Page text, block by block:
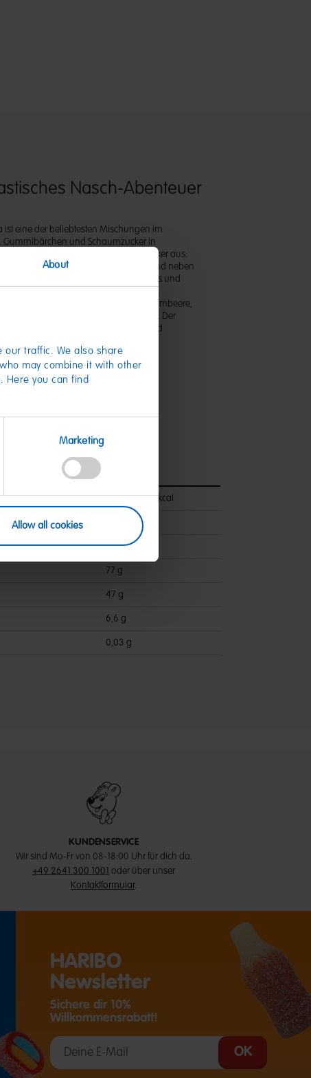
About
our traffic. We also share
may combine it with other
Here you can find
Marketing
Allow all cookies
Nasch-Abenteuer
ist eine der beliebtesten Mischungen im
Gummibärchen und Schaumzucker in
und Formen zeichnen den Klassiker aus:
Schnuller, Teufel und Dinosaurier sind neben
Figuren, wie dreifarbigen Chamäleons und
Apfel, Erdbeere, Heidelbeere, Himbeere,
Schwarze Johannisbeere und Zitrone. Der
perfekt zum Naschen mit Familie und
1452 kJ/342 kcal
0,1 g
77 g
47 g
6,6 g
0,03 g
KUNDENSERVICE
Wir sind Mo-Fr von 08-18:00 Uhr für dich da.
+49 2641 300 1001
oder über unser
Kontaktformular.
EINE EXTERNE SEITE IN EINEM NEUEN TAB)
HARIBO
Newsletter
Sichere dir 10%
Willkommensrabatt!